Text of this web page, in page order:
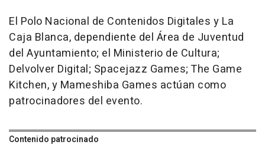
El Polo Nacional de Contenidos Digitales y La
Caja Blanca, dependiente del Área de Juventud
del Ayuntamiento; el Ministerio de Cultura;
Delvolver Digital; Spacejazz Games; The Game
Kitchen, y Mameshiba Games actúan como
patrocinadores del evento.
Contenido patrocinado